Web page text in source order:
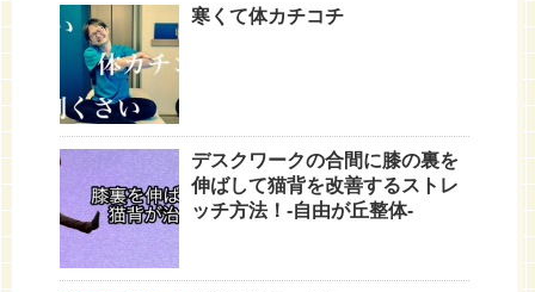
寒くて体カチコチ
デスクワークの合間に膝の裏を
伸ばして猫背を改善するストレ
ッチ方法！-自由が丘整体-